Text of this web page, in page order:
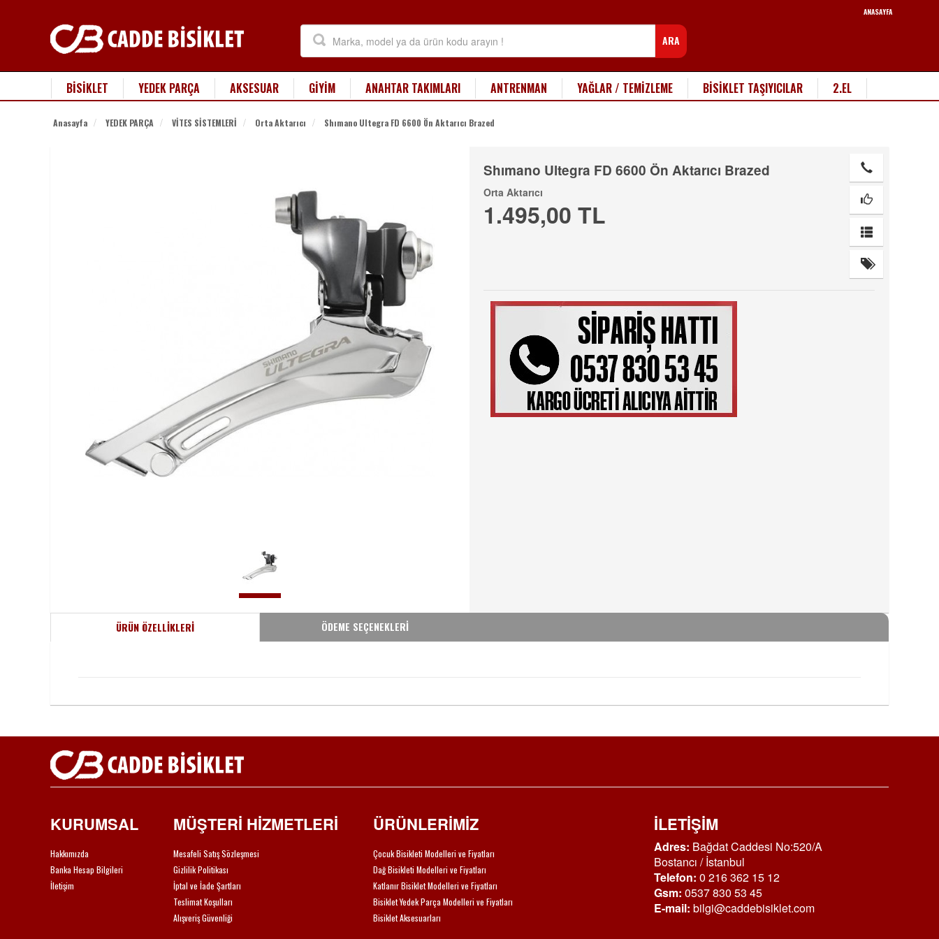
ANASAYFA
ARA
BİSİKLET YEDEK PARÇA AKSESUAR GİYİM ANAHTAR TAKIMLARI ANTRENMAN YAĞLAR / TEMİZLEME BİSİKLET TAŞIYICILAR 2.EL
Anasayfa YEDEK PARÇA VİTES SİSTEMLERİ Orta Aktarıcı Shımano Ultegra FD 6600 Ön Aktarıcı Brazed
Shımano Ultegra FD 6600 Ön Aktarıcı Brazed
Orta Aktarıcı
1.495,00 TL
ÜRÜN ÖZELLİKLERİ ÖDEME SEÇENEKLERİ
KURUMSAL
Hakkımızda
Banka Hesap Bilgileri
İletişim
MÜŞTERİ HİZMETLERİ
Mesafeli Satış Sözleşmesi
Gizlilik Politikası
İptal ve İade Şartları
Teslimat Koşulları
Alışveriş Güvenliği
ÜRÜNLERİMİZ
Çocuk Bisikleti Modelleri ve Fiyatları
Dağ Bisikleti Modelleri ve Fiyatları
Katlanır Bisiklet Modelleri ve Fiyatları
Bisiklet Yedek Parça Modelleri ve Fiyatları
Bisiklet Aksesuarları
İLETİŞİM
Adres: Bağdat Caddesi No:520/A
Bostancı / İstanbul
Telefon: 0 216 362 15 12
Gsm: 0537 830 53 45
E-mail: bilgi@caddebisiklet.com